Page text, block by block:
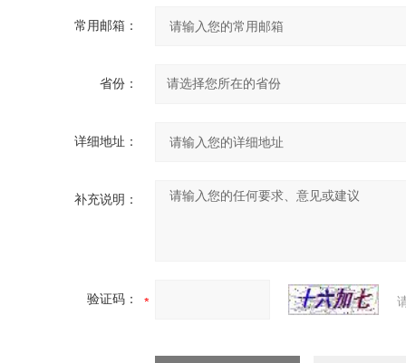
常用邮箱：
省份：
详细地址：
补充说明：
验证码：